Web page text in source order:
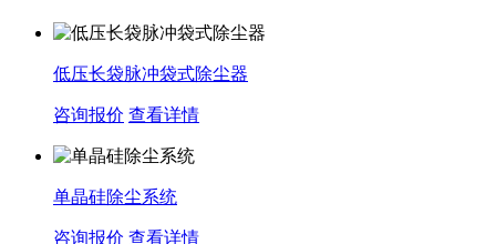
低压长袋脉冲袋式除尘器
咨询报价 查看详情
单晶硅除尘系统
咨询报价 查看详情